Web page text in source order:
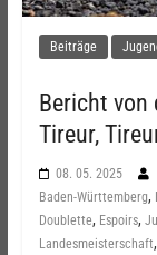
Beiträge
Bericht von
Tireur,
08. 05. 2025
Baden-Württemberg,
Doublette, Espoirs,
Landesmeisterschaft,